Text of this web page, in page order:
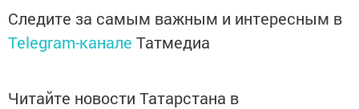
Следите за самым важным и интересным в
Telegram-канале Татмедиа
Читайте новости Татарстана в